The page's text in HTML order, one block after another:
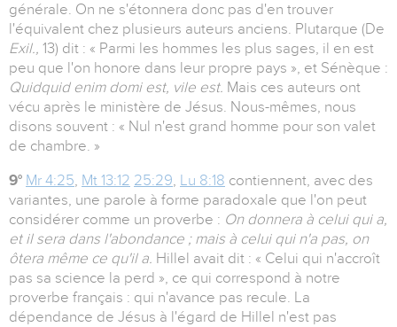
générale. On ne s'étonnera donc pas d'en trouver
l'équivalent chez plusieurs auteurs anciens. Plutarque (De
Exil., 13) dit : « Parmi les hommes les plus sages, il en est
peu que l'on honore dans leur propre pays », et Sénèque :
Quidquid enim domi est, vile est. Mais ces auteurs ont
vécu après le ministère de Jésus. Nous-mêmes, nous
disons souvent : « Nul n'est grand homme pour son valet
de chambre. »
9° Mr 4:25, Mt 13:12 25:29, Lu 8:18 contiennent, avec des
variantes, une parole à forme paradoxale que l'on peut
considérer comme un proverbe : On donnera à celui qui a,
et il sera dans l'abondance ; mais à celui qui n'a pas, on
ôtera même ce qu'il a. Hillel avait dit : « Celui qui n'accroît
pas sa science la perd », ce qui correspond à notre
proverbe français : qui n'avance pas recule. La
dépendance de Jésus à l'égard de Hillel n'est pas